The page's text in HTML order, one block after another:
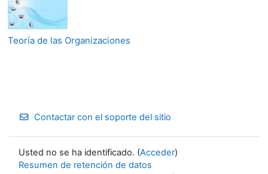
Teoría de las Organizaciones
Contactar con el soporte del sitio
Usted no se ha identificado. (Acceder)
Resumen de retención de datos